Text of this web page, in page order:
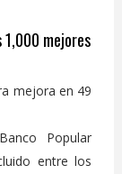
mejores
mejora en 49
Popular
entre los